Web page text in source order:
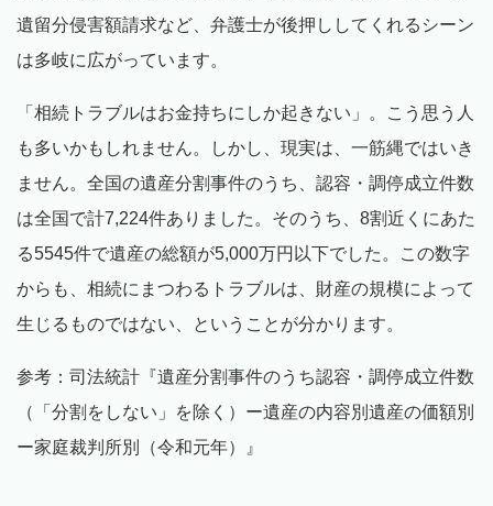
遺留分侵害額請求など、弁護士が後押ししてくれるシーン
は多岐に広がっています。
「相続トラブルはお金持ちにしか起きない」。こう思う人
も多いかもしれません。しかし、現実は、一筋縄ではいき
ません。全国の遺産分割事件のうち、認容・調停成立件数
は全国で計7,224件ありました。そのうち、8割近くにあた
る5545件で遺産の総額が5,000万円以下でした。この数字
からも、相続にまつわるトラブルは、財産の規模によって
生じるものではない、ということが分かります。
参考：司法統計『遺産分割事件のうち認容・調停成立件数
（「分割をしない」を除く）ー遺産の内容別遺産の価額別
ー家庭裁判所別（令和元年）』